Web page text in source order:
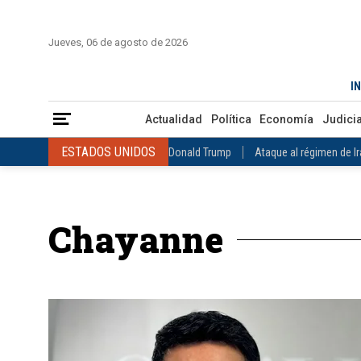
Jueves, 06 de agosto de 2026
Actualidad Política Economía Judicial
ESTADOS UNIDOS Donald Trump Ataque al régimen de
VENEZUELA Juicio contra Maduro Terremoto en
Claudia Sheinbaum
ESTADOS UNIDOS
INTERNACIONAL Raúl Castro José Luis Rodríguez Zapatero
COLOMBIA Elecciones Presidenciales en Colombia Gustavo
Chayanne